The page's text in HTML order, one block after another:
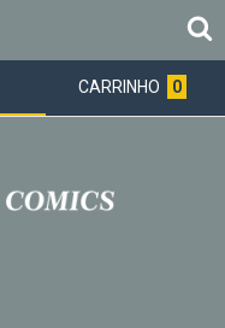
CARRINHO 0